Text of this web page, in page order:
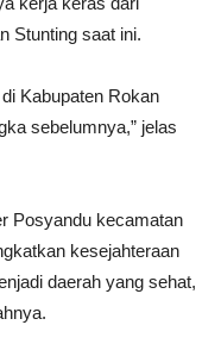
Stunting saat ini.
Kabupaten Rokan
sebelumnya,” jelas
Posyandu kecamatan
kesejahteraan
daerah yang sehat,